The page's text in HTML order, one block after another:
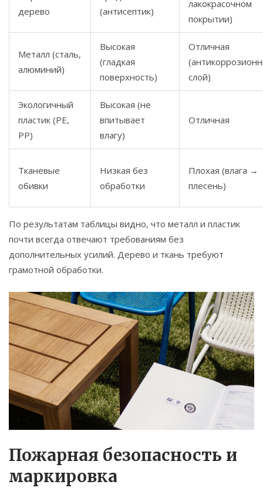
дерево
(антисептик)
лакокрасочном
покрытии)
Металл (сталь,
алюминий)
Высокая
(гладкая
поверхность)
Отличная
слой)
Экологичный
пластик (PE,
PP)
Высокая (не
впитывает
влагу)
Отличная
Тканевые
обивки
Низкая без
обработки
Плохая (влага →
плесень)
По результатам таблицы видно, что металл и пластик
почти всегда отвечают требованиям без
дополнительных усилий. Дерево и ткань требуют
грамотной обработки.
Пожарная безопасность и
маркировка